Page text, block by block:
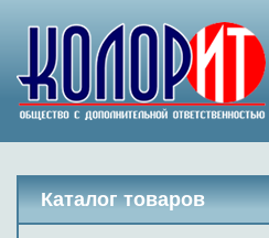
Каталог товаров